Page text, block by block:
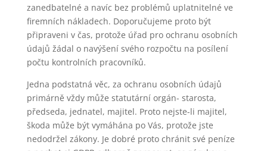
zanedbatelné a navíc bez problémů uplatnitelné ve
firemních nákladech. Doporučujeme proto být
připraveni v čas, protože úřad pro ochranu osobních
údajů žádal o navýšení svého rozpočtu na posílení
počtu kontrolních pracovníků.
Jedna podstatná věc, za ochranu osobních údajů
primárně vždy může statutární orgán- starosta,
předseda, jednatel, majitel. Proto nejste-li majitel,
škoda může být vymáhána po Vás, protože jste
nedodržel zákony. Je dobré proto chránit své peníze